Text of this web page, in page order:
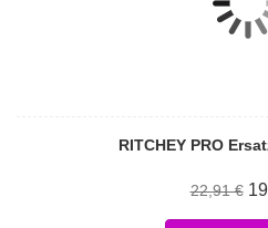
RITCHEY PRO
22,91 €